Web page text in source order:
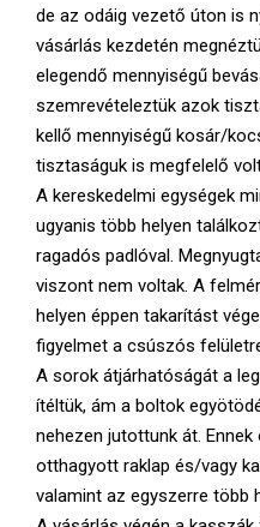
de az odáig vezető úton is
vásárlás kezdetén
elegendő mennyiségű
szemrevételeztük azok
kellő mennyiségű kosár/
tisztaságuk is megfelelő
A kereskedelmi egységek
ugyanis több helyen
ragadós padlóval.
viszont nem voltak. A
helyen éppen takarítást
figyelmet a csúszós
A sorok átjárhatóságát a
ítéltük, ám a boltok
nehezen jutottunk át.
otthagyott raklap és/vagy
valamint az egyszerre több